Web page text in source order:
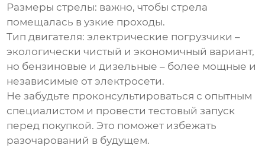
Размеры стрелы: важно, чтобы стрела
помещалась в узкие проходы.
Тип двигателя: электрические погрузчики –
экологически чистый и экономичный вариант,
но бензиновые и дизельные – более мощные и
независимые от электросети.
Не забудьте проконсультироваться с опытным
специалистом и провести тестовый запуск
перед покупкой. Это поможет избежать
разочарований в будущем.